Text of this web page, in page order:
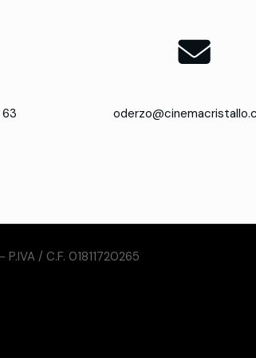
63
/ C.F. 01811720265